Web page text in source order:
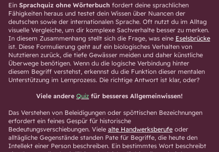
Ein Sprachquiz ohne Wörterbuch fordert deine sprachlichen
Fähigkeiten heraus und testet dein Wissen über Nuancen der
deutschen sowie der internationalen Sprache. Oft nutzt du im Alltag
visuelle Vergleiche, um dir komplexe Sachverhalte besser zu merken.
In diesem Zusammenhang stellt sich die Frage, was eine Eselsbrücke
ist. Diese Formulierung geht auf ein biologisches Verhalten von
Nutztieren zurück, die tiefe Gewässer meiden und daher künstliche
Überwege benötigen. Wenn du die logische Verbindung hinter
diesem Begriff verstehst, erkennst du die Funktion dieser mentalen
Unterstützung im Lernprozess. Die richtige Antwort ist klar, oder?
Viele andere Quiz für besseres Allgemeinwissen!
Das Verstehen von Beleidigungen oder spöttischen Bezeichnungen
erfordert ein feines Gespür für historische
Bedeutungsverschiebungen. Viele alte Handwerksberufeoder
alltägliche Gegenstände standen Pate für Begriffe, die heute den
Intellekt einer Person beschreiben. Ein bestimmtes Wort beschreibt